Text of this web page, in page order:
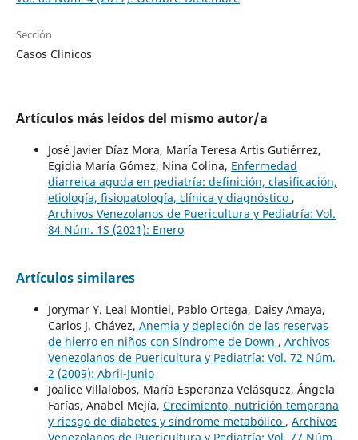
Sección
Casos Clínicos
Artículos más leídos del mismo autor/a
José Javier Díaz Mora, María Teresa Artis Gutiérrez,
Egidia María Gómez, Nina Colina, Enfermedad
diarreica aguda en pediatría: definición, clasificación,
etiología, fisiopatología, clínica y diagnóstico ,
Archivos Venezolanos de Puericultura y Pediatría: Vol.
84 Núm. 1S (2021): Enero
Artículos similares
Jorymar Y. Leal Montiel, Pablo Ortega, Daisy Amaya,
Carlos J. Chávez, Anemia y depleción de las reservas
de hierro en niños con Síndrome de Down , Archivos
Venezolanos de Puericultura y Pediatría: Vol. 72 Núm.
2 (2009): Abril-Junio
Joalice Villalobos, María Esperanza Velásquez, Ángela
Farías, Anabel Mejía, Crecimiento, nutrición temprana
y riesgo de diabetes y síndrome metabólico , Archivos